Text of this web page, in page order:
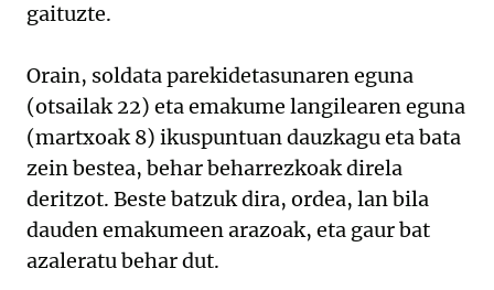
gaituzte.
Orain, soldata parekidetasunaren eguna
(otsailak 22) eta emakume langilearen eguna
(martxoak 8) ikuspuntuan dauzkagu eta bata
zein bestea, behar beharrezkoak direla
deritzot. Beste batzuk dira, ordea, lan bila
dauden emakumeen arazoak, eta gaur bat
azaleratu behar dut.